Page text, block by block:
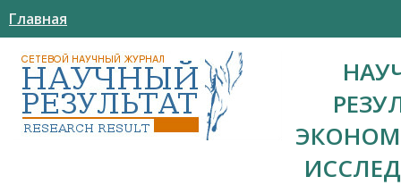
Главная